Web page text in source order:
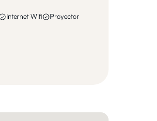
Internet Wifi
Proyector